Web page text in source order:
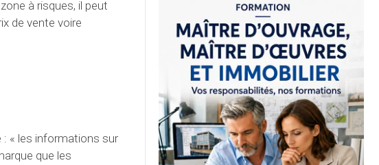
à risques, il peut
de vente voire
: « les informations sur
que les